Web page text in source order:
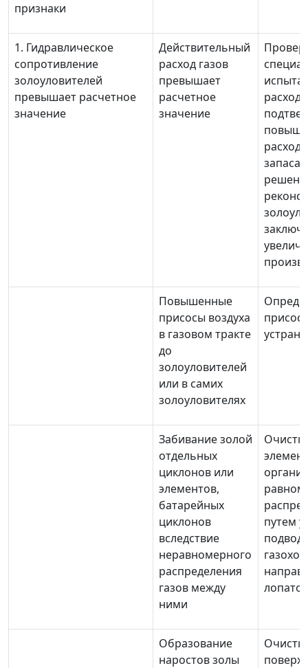
признаки
1. Гидравлическое
сопротивление
золоуловителей
превышает расчетное
значение
Действительный
расход газов
превышает
расчетное
значение
запаса
Повышенные
присосы воздуха
в газовом тракте
до
золоуловителей
или в самих
золоуловителях
Забивание золой
отдельных
циклонов или
элементов,
батарейных
циклонов
вследствие
неравномерного
распределения
газов между
ними
путем
лопаток
Образование
наростов золы